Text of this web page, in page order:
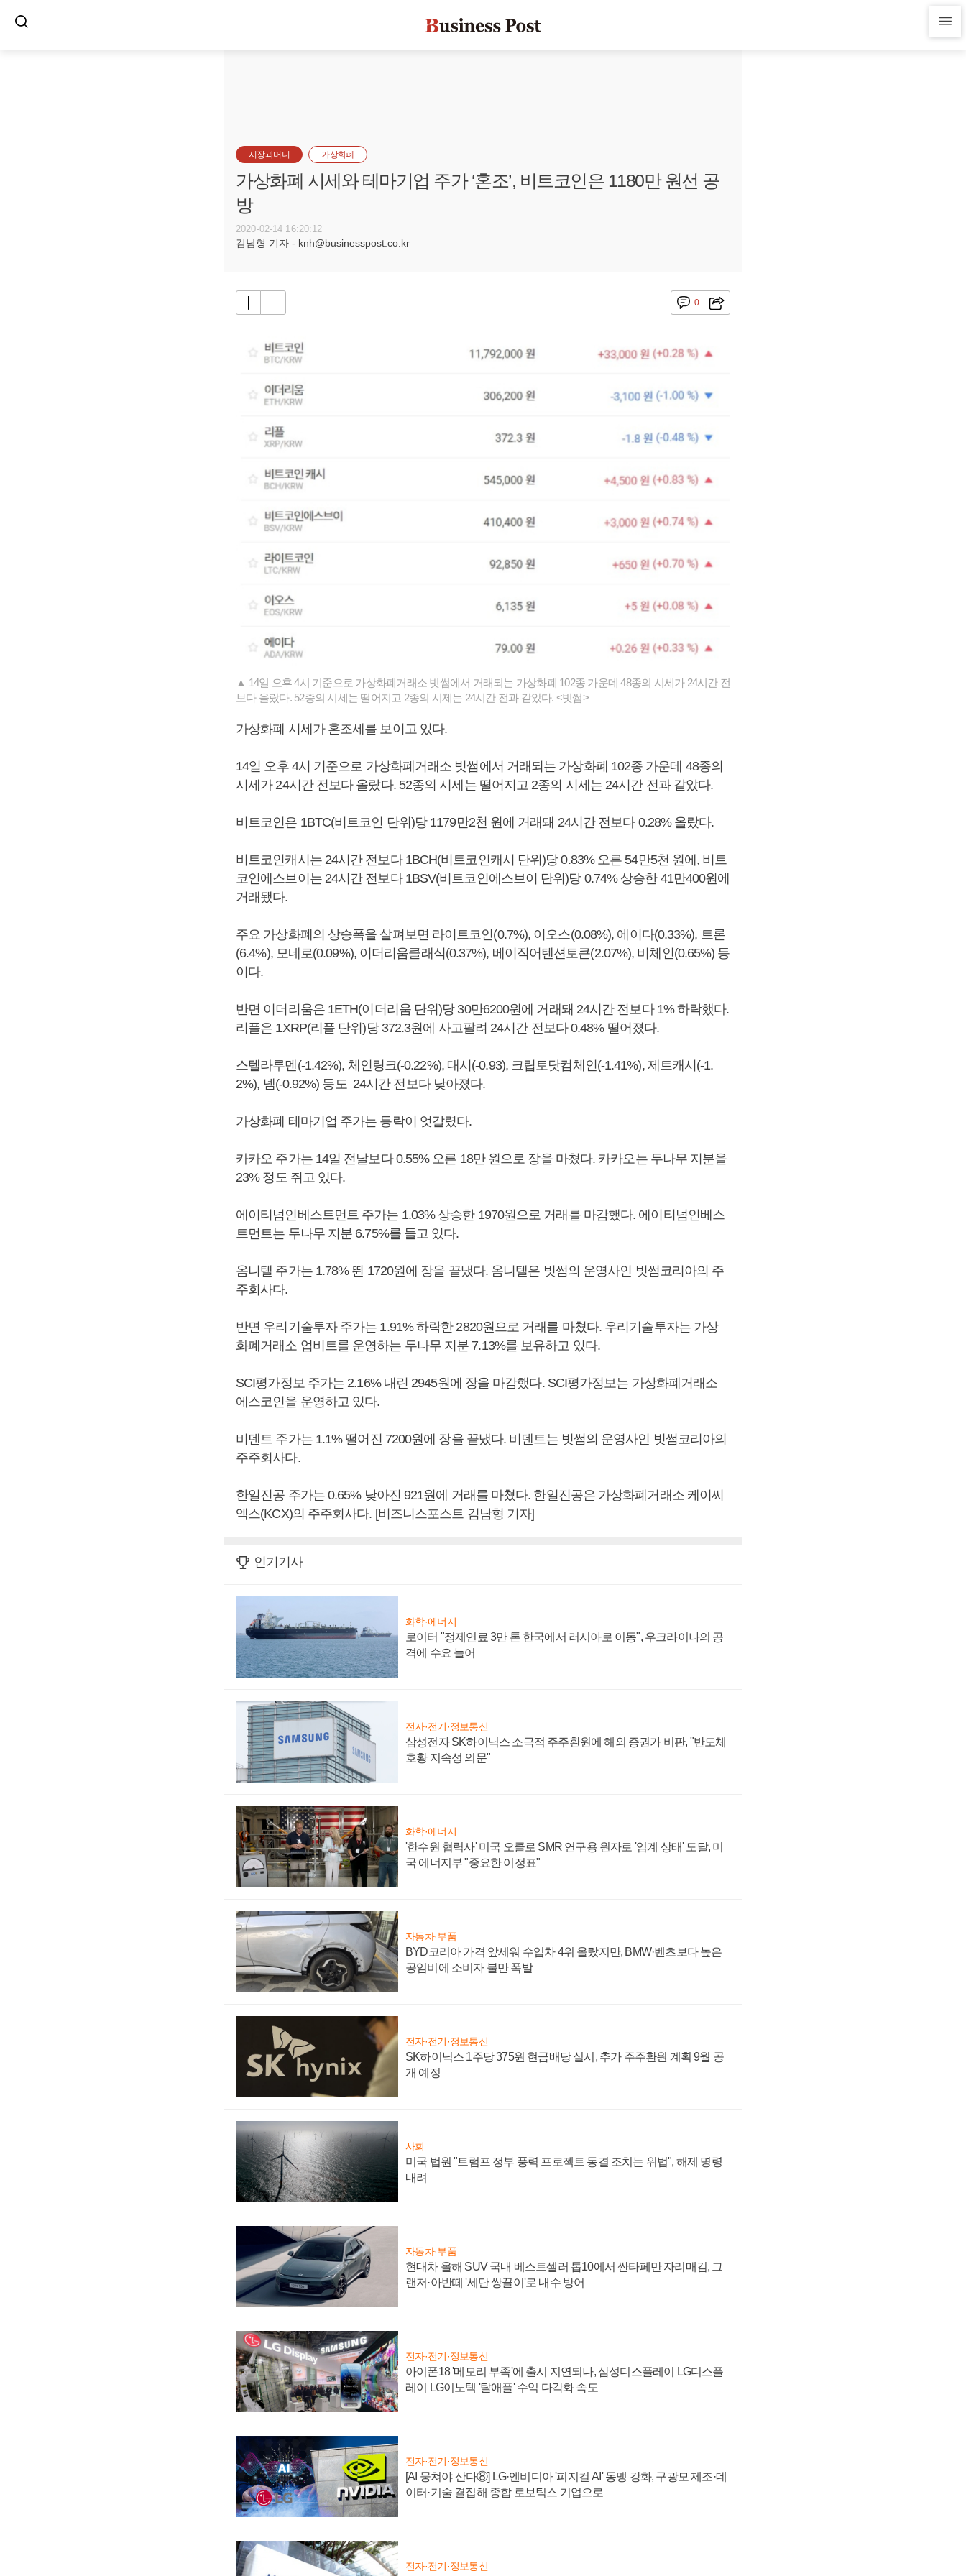
시장과머니 가상화폐
가상화폐 시세와 테마기업 주가 ‘혼조’, 비트코인은 1180만 원선 공
방
2020-02-14 16:20:12
김남형 기자 - knh@businesspost.co.kr
0
▲ 14일 오후 4시 기준으로 가상화폐거래소 빗썸에서 거래되는 가상화폐 102종 가운데 48종의 시세가 24시간 전
보다 올랐다. 52종의 시세는 떨어지고 2종의 시제는 24시간 전과 같았다. <빗썸>
가상화폐 시세가 혼조세를 보이고 있다.
14일 오후 4시 기준으로 가상화폐거래소 빗썸에서 거래되는 가상화폐 102종 가운데 48종의
시세가 24시간 전보다 올랐다. 52종의 시세는 떨어지고 2종의 시세는 24시간 전과 같았다.
비트코인은 1BTC(비트코인 단위)당 1179만2천 원에 거래돼 24시간 전보다 0.28% 올랐다.
비트코인캐시는 24시간 전보다 1BCH(비트코인캐시 단위)당 0.83% 오른 54만5천 원에, 비트
코인에스브이는 24시간 전보다 1BSV(비트코인에스브이 단위)당 0.74% 상승한 41만400원에
거래됐다.
주요 가상화폐의 상승폭을 살펴보면 라이트코인(0.7%), 이오스(0.08%), 에이다(0.33%), 트론
(6.4%), 모네로(0.09%), 이더리움클래식(0.37%), 베이직어텐션토큰(2.07%), 비체인(0.65%) 등
이다.
반면 이더리움은 1ETH(이더리움 단위)당 30만6200원에 거래돼 24시간 전보다 1% 하락했다.
리플은 1XRP(리플 단위)당 372.3원에 사고팔려 24시간 전보다 0.48% 떨어졌다.
스텔라루멘(-1.42%), 체인링크(-0.22%), 대시(-0.93), 크립토닷컴체인(-1.41%), 제트캐시(-1.
2%), 넴(-0.92%) 등도 24시간 전보다 낮아졌다.
가상화폐 테마기업 주가는 등락이 엇갈렸다.
카카오 주가는 14일 전날보다 0.55% 오른 18만 원으로 장을 마쳤다. 카카오는 두나무 지분을
23% 정도 쥐고 있다.
에이티넘인베스트먼트 주가는 1.03% 상승한 1970원으로 거래를 마감했다. 에이티넘인베스
트먼트는 두나무 지분 6.75%를 들고 있다.
옴니텔 주가는 1.78% 뛴 1720원에 장을 끝냈다. 옴니텔은 빗썸의 운영사인 빗썸코리아의 주
주회사다.
반면 우리기술투자 주가는 1.91% 하락한 2820원으로 거래를 마쳤다. 우리기술투자는 가상
화폐거래소 업비트를 운영하는 두나무 지분 7.13%를 보유하고 있다.
SCI평가정보 주가는 2.16% 내린 2945원에 장을 마감했다. SCI평가정보는 가상화폐거래소
에스코인을 운영하고 있다.
비덴트 주가는 1.1% 떨어진 7200원에 장을 끝냈다. 비덴트는 빗썸의 운영사인 빗썸코리아의
주주회사다.
한일진공 주가는 0.65% 낮아진 921원에 거래를 마쳤다. 한일진공은 가상화폐거래소 케이씨
엑스(KCX)의 주주회사다. [비즈니스포스트 김남형 기자]
인기기사
화학·에너지
로이터 "정제연료 3만 톤 한국에서 러시아로 이동", 우크라이나의 공
격에 수요 늘어
전자·전기·정보통신
삼성전자 SK하이닉스 소극적 주주환원에 해외 증권가 비판, "반도체
호황 지속성 의문"
화학·에너지
'한수원 협력사' 미국 오클로 SMR 연구용 원자로 '임계 상태' 도달, 미
국 에너지부 "중요한 이정표"
자동차·부품
BYD코리아 가격 앞세워 수입차 4위 올랐지만, BMW·벤츠보다 높은
공임비에 소비자 불만 폭발
전자·전기·정보통신
SK하이닉스 1주당 375원 현금배당 실시, 추가 주주환원 계획 9월 공
개 예정
사회
미국 법원 "트럼프 정부 풍력 프로젝트 동결 조치는 위법", 해제 명령
내려
자동차·부품
현대차 올해 SUV 국내 베스트셀러 톱10에서 싼타페만 자리매김, 그
랜저·아반떼 '세단 쌍끌이'로 내수 방어
전자·전기·정보통신
아이폰18 '메모리 부족'에 출시 지연되나, 삼성디스플레이 LG디스플
레이 LG이노텍 '탈애플' 수익 다각화 속도
전자·전기·정보통신
[AI 뭉쳐야 산다⑧] LG·엔비디아 '피지컬 AI' 동맹 강화, 구광모 제조·데
이터·기술 결집해 종합 로보틱스 기업으로
전자·전기·정보통신